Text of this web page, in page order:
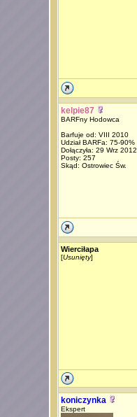
kelpie87
BARFny Hodowca
Barfuje od: VIII 2010
Udział BARFa: 75-90%
Dołączyła: 29 Wrz 2012
Posty: 257
Skąd: Ostrowiec Św.
Wierciłapa
[Usunięty]
koniczynka
Ekspert